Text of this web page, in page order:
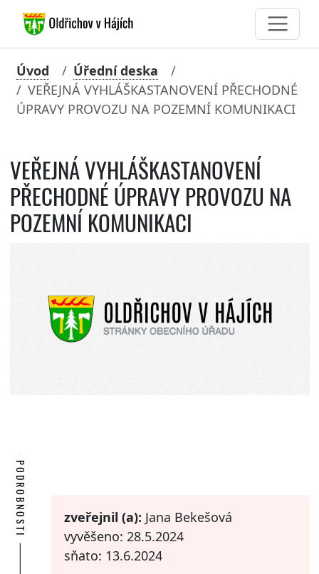
Úvod
Úřední deska
VEŘEJNÁ VYHLÁŠKASTANOVENÍ PŘECHODNÉ
ÚPRAVY PROVOZU NA POZEMNÍ KOMUNIKACI
VEŘEJNÁ VYHLÁŠKASTANOVENÍ
PŘECHODNÉ ÚPRAVY PROVOZU NA
POZEMNÍ KOMUNIKACI
PODROBNOSTI zveřejnil (a): Jana Bekešová
vyvěšeno: 28.5.2024
sňato: 13.6.2024